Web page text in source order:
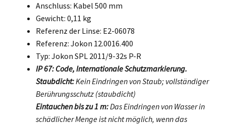
Anschluss: Kabel 500 mm
Gewicht: 0,11 kg
Referenz der Linse: E2-06078
Referenz: Jokon 12.0016.400
Typ: Jokon SPL 2011/9-32s P-R
IP 67: Code, Internationale Schutzmarkierung.
Staubdicht:Kein Eindringen von Staub; vollständiger
Berührungsschutz (staubdicht)
Eintauchen bis zu 1 m:Das Eindringen von Wasser in
schädlicher Menge ist nicht möglich, wenn das